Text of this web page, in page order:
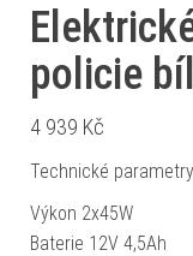
policie
4 939 Kč
Technické
Výkon 2x45W
Baterie 12V 4,5Ah